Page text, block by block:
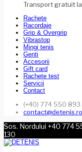
Transport gratuit
Rachete
Racordaje
Grip & Overgrip
Vibrastop
Mingi tenis
Genti
Accesorii
Gift card
Rachete test
Servicii
Contact
(+40) 774 550 893
contact@detenis.ro
Sos. Nordului +40 774
130